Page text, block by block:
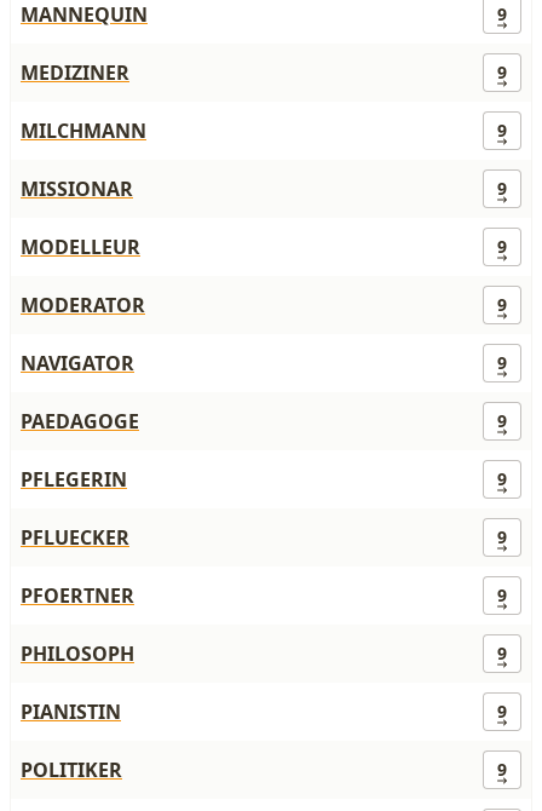
MANNEQUIN 9
MEDIZINER 9
MILCHMANN 9
MISSIONAR 9
MODELLEUR 9
MODERATOR 9
NAVIGATOR 9
PAEDAGOGE 9
PFLEGERIN 9
PFLUECKER 9
PFOERTNER 9
PHILOSOPH 9
PIANISTIN 9
POLITIKER 9